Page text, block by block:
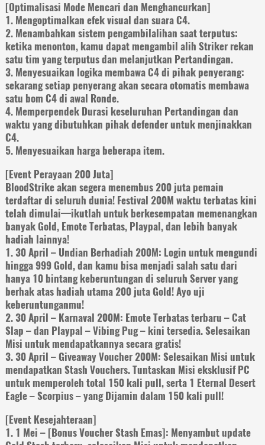
[Optimalisasi Mode Mencari dan Menghancurkan]
1. Mengoptimalkan efek visual dan suara C4.
2. Menambahkan sistem pengambilalihan saat terputus:
ketika menonton, kamu dapat mengambil alih Striker rekan
satu tim yang terputus dan melanjutkan Pertandingan.
3. Menyesuaikan logika membawa C4 di pihak penyerang:
sekarang setiap penyerang akan secara otomatis membawa
satu bom C4 di awal Ronde.
4. Memperpendek Durasi keseluruhan Pertandingan dan
waktu yang dibutuhkan pihak defender untuk menjinakkan
C4.
5. Menyesuaikan harga beberapa item.
[Event Perayaan 200 Juta]
BloodStrike akan segera menembus 200 juta pemain
terdaftar di seluruh dunia! Festival 200M waktu terbatas kini
telah dimulai—ikutlah untuk berkesempatan memenangkan
banyak Gold, Emote Terbatas, Playpal, dan lebih banyak
hadiah lainnya!
1. 30 April – Undian Berhadiah 200M: Login untuk mengundi
hingga 999 Gold, dan kamu bisa menjadi salah satu dari
hanya 10 bintang keberuntungan di seluruh Server yang
berhak atas hadiah utama 200 juta Gold! Ayo uji
keberuntunganmu!
2. 30 April – Karnaval 200M: Emote Terbatas terbaru – Cat
Slap – dan Playpal – Vibing Pug – kini tersedia. Selesaikan
Misi untuk mendapatkannya secara gratis!
3. 30 April – Giveaway Voucher 200M: Selesaikan Misi untuk
mendapatkan Stash Vouchers. Tuntaskan Misi eksklusif PC
untuk memperoleh total 150 kali pull, serta 1 Eternal Desert
Eagle – Scorpius – yang Dijamin dalam 150 kali pull!
[Event Kesejahteraan]
1. 1 Mei – [Bonus Voucher Stash Emas]: Menyambut update